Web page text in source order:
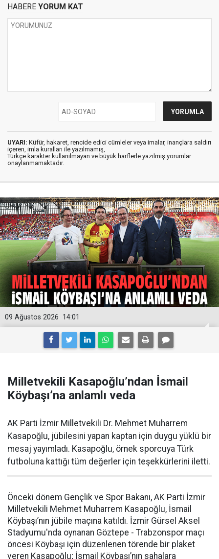
HABERE YORUM KAT
UYARI: Küfür, hakaret, rencide edici cümleler veya imalar, inançlara saldırı
içeren, imla kuralları ile yazılmamış,
Türkçe karakter kullanılmayan ve büyük harflerle yazılmış yorumlar
onaylanmamaktadır.
14:01
09 Ağustos 2026
Milletvekili Kasapoğlu’ndan İsmail
Köybaşı’na anlamlı veda
AK Parti İzmir Milletvekili Dr. Mehmet Muharrem
Kasapoğlu, jübilesini yapan kaptan için duygu yüklü bir
mesaj yayımladı. Kasapoğlu, örnek sporcuya Türk
futboluna kattığı tüm değerler için teşekkürlerini iletti.
Önceki dönem Gençlik ve Spor Bakanı, AK Parti İzmir
Milletvekili Mehmet Muharrem Kasapoğlu, İsmail
Köybaşı’nın jübile maçına katıldı. İzmir Gürsel Aksel
Stadyumu'nda oynanan Göztepe - Trabzonspor maçı
öncesi Köybaşı için düzenlenen törende bir plaket
veren Kasapoğlu; İsmail Köybaşı’nın sahalara